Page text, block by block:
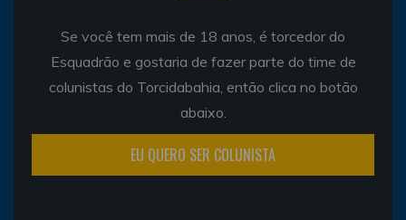
Se você tem mais de 18 anos, é torcedor do
Esquadrão e gostaria de fazer parte do time de
colunistas do Torcidabahia, então clica no botão
abaixo.
EU QUERO SER COLUNISTA